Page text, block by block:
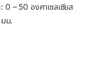
0 – 50 องศาเซลเซียส
ม.